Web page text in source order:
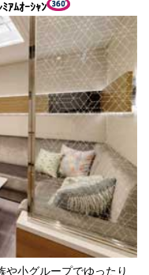
ｱﾑｵｰｼｬﾝ
や小グループでゆったり